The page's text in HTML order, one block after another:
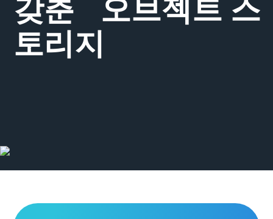
갖춘 오브젝트 스
토리지